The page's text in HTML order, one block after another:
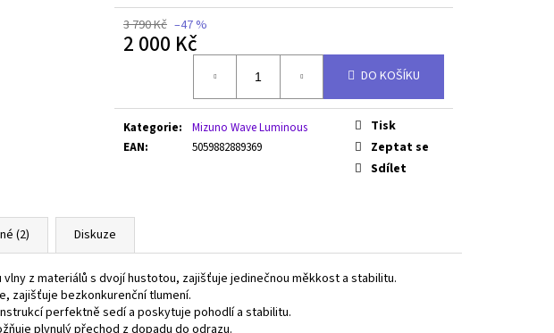
3 790 Kč –47 %
2 000 Kč
DO KOŠÍKU
Kategorie:
Mizuno Wave Luminous
EAN: 5059882889369
Tisk
Zeptat se
Sdílet
(2) Diskuze
vlny z materiálů s dvojí hustotou, zajišťuje jedinečnou měkkost a stabilitu.
zajišťuje bezkonkurenční tlumení.
perfektně sedí a poskytuje pohodlí a stabilitu.
plynulý přechod z dopadu do odrazu.